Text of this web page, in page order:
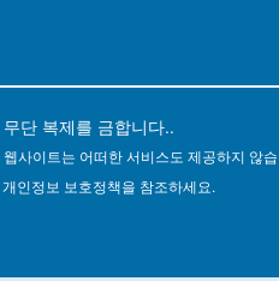
단 복제를 금합니다..
사이트는 어떠한 서비스도 제공하지 않
인정보 보호정책을 참조하세요.